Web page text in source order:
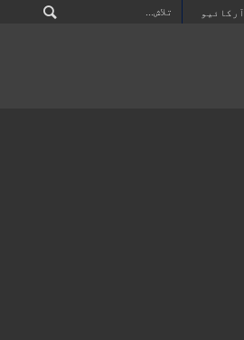
آرکائیو